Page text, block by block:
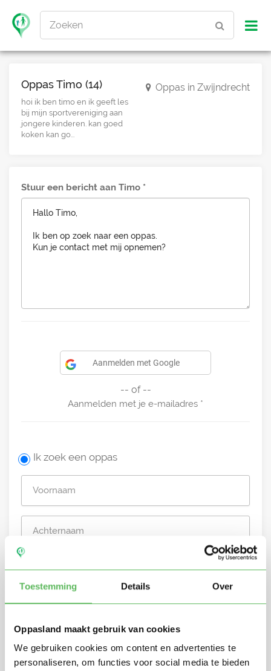
Toestemming Details Over
Oppasland maakt gebruik van cookies
We gebruiken cookies om content en advertenties te
personaliseren, om functies voor social media te bieden
Zoeken
Oppas Timo (14)
hoi ik ben timo en ik geeft les
bij mijn sportvereniging aan
jongere kinderen. kan goed
koken kan go...
Oppas in Zwijndrecht
Stuur een bericht aan Timo
Aanmelden met Google
-- of --
Aanmelden met je e-mailadres
Ik zoek een oppas